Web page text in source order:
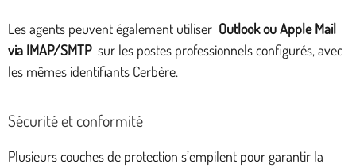
Les agents peuvent également utiliser Outlook ou Apple Mail
via IMAP/SMTP sur les postes professionnels configurés, avec
les mêmes identifiants Cerbère.
Sécurité et conformité
Plusieurs couches de protection s’empilent pour garantir la